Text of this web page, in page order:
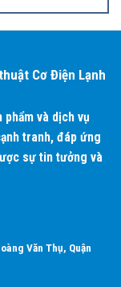
phân phối gió tự
3D trên
nút nhấn với 3 chế
Cơ Điện Lạnh
và dịch vụ
tranh, đáp ứng
sự tin tưởng và
Văn Thụ, Quận